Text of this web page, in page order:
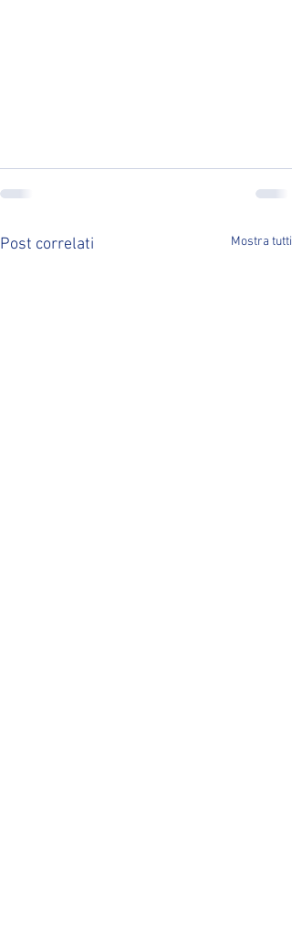
Post correlati Mostra tutti